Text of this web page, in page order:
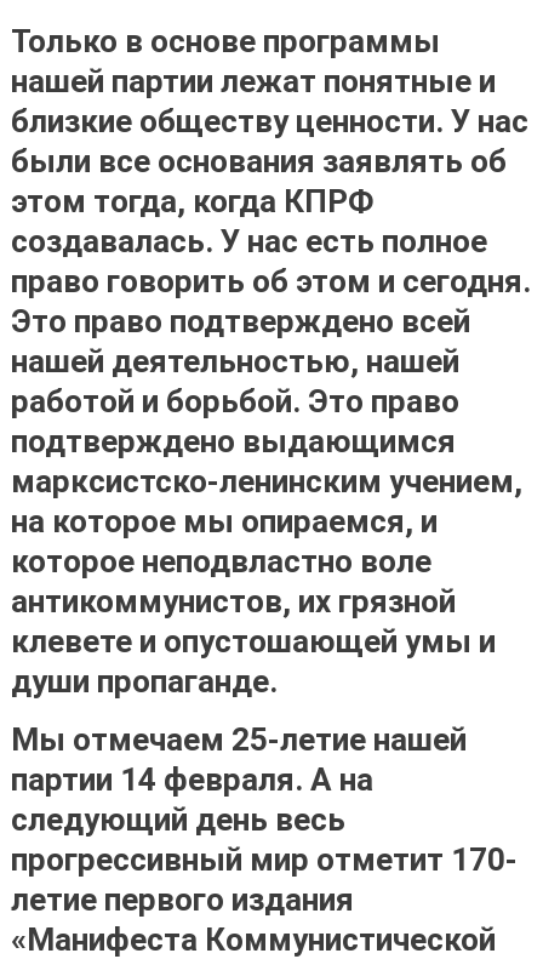
Только в основе программы
нашей партии лежат понятные и
близкие обществу ценности. У нас
были все основания заявлять об
этом тогда, когда КПРФ
создавалась. У нас есть полное
право говорить об этом и сегодня.
Это право подтверждено всей
нашей деятельностью, нашей
работой и борьбой. Это право
подтверждено выдающимся
марксистско-ленинским учением,
на которое мы опираемся, и
которое неподвластно воле
антикоммунистов, их грязной
клевете и опустошающей умы и
души пропаганде.
Мы отмечаем 25-летие нашей
партии 14 февраля. А на
следующий день весь
прогрессивный мир отметит 170-
летие первого издания
«Манифеста Коммунистической